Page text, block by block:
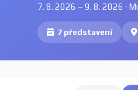
7. 8. 2026 – 9. 8. 2026 ·
7 představení